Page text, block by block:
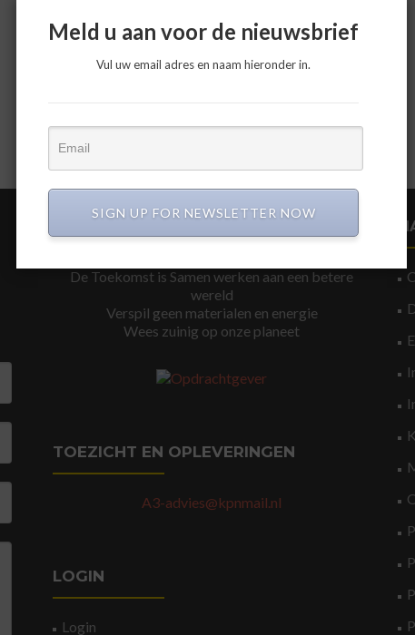
De Toekomst is Samen werken aan een betere
wereld
Verspil geen materialen en energie
Wees zuinig op onze planeet
TOEZICHT EN OPLEVERINGEN
A3-advies@kpnmail.nl
LOGIN
Login
Meld u aan voor de nieuwsbrief
Vul uw email adres en naam hieronder in.
SIGN UP FOR NEWSLETTER NOW